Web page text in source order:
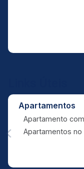
13:00
Apartamentos
Apartamento
Apartamentos